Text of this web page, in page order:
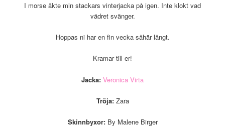
I morse åkte min stackars vinterjacka på igen. Inte klokt vad
vädret svänger.
Hoppas ni har en fin vecka såhär långt.
Kramar till er!
Jacka: Veronica Virta
Tröja:Zara
Skinnbyxor:By Malene Birger